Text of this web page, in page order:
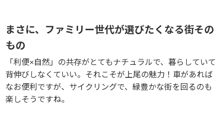
まさに、ファミリー世代が選びたくなる街その
もの
「利便×自然」の共存がとてもナチュラルで、暮らしていて
背伸びしなくていい。それこそが上尾の魅力！車があれば
なお便利ですが、サイクリングで、緑豊かな街を回るのも
楽しそうですね。